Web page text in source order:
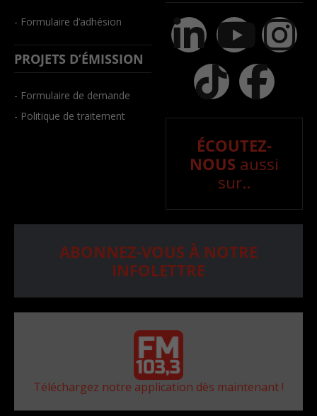
- Formulaire d’adhésion
PROJETS D’ÉMISSION
- Formulaire de demande
- Politique de traitement
ÉCOUTEZ-
NOUS aussi
sur..
ABONNEZ-VOUS À NOTRE
INFOLETTRE
Téléchargez notre application dès maintenant !